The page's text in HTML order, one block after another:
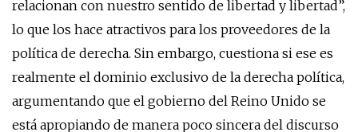
relacionan con nuestro sentido de libertad y libertad”,
lo que los hace atractivos para los proveedores de la
política de derecha. Sin embargo, cuestiona si ese es
realmente el dominio exclusivo de la derecha política,
argumentando que el gobierno del Reino Unido se
está apropiando de manera poco sincera del discurso